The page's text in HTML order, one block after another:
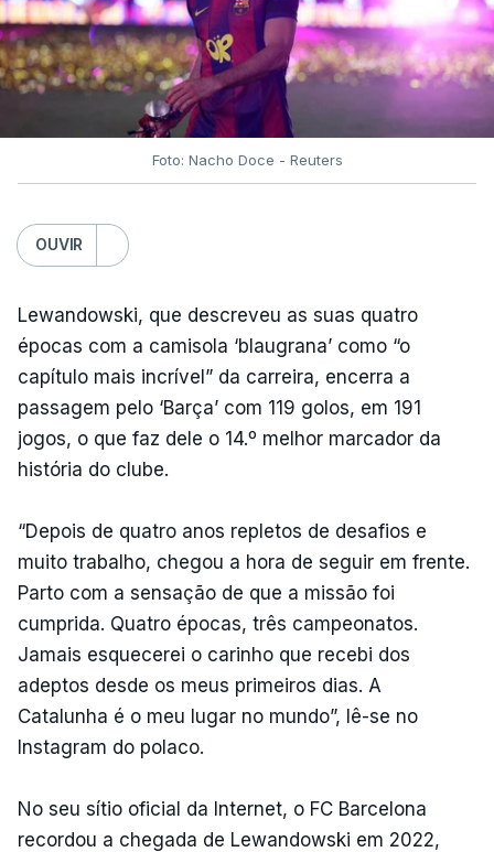
Foto: Nacho Doce - Reuters
OUVIR
Lewandowski, que descreveu as suas quatro
épocas com a camisola ‘blaugrana’ como “o
capítulo mais incrível” da carreira, encerra a
passagem pelo ‘Barça’ com 119 golos, em 191
jogos, o que faz dele o 14.º melhor marcador da
história do clube.
“Depois de quatro anos repletos de desafios e
muito trabalho, chegou a hora de seguir em frente.
Parto com a sensação de que a missão foi
cumprida. Quatro épocas, três campeonatos.
Jamais esquecerei o carinho que recebi dos
adeptos desde os meus primeiros dias. A
Catalunha é o meu lugar no mundo”, lê-se no
Instagram do polaco.
No seu sítio oficial da Internet, o FC Barcelona
recordou a chegada de Lewandowski em 2022,